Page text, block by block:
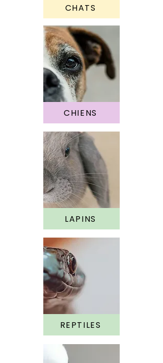
CHATS
CHIENS
LAPINS
REPTILES